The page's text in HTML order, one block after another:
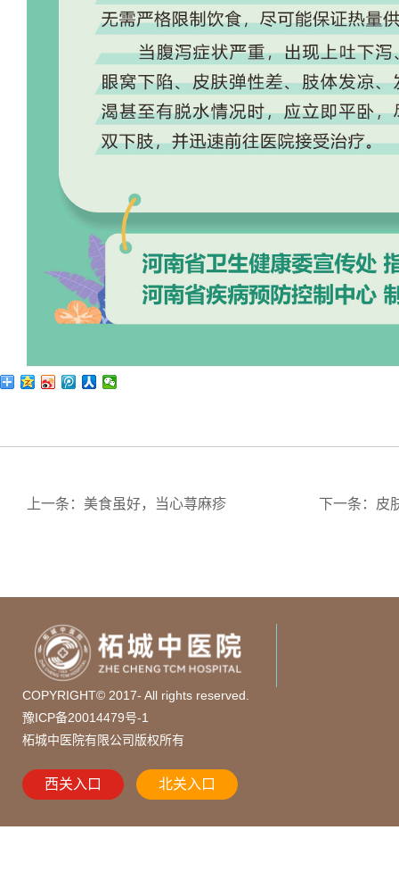
上一条：美食虽好，当心荨麻疹 下一条：皮
COPYRIGHT© 2017- All rights reserved.
豫ICP备20014479号-1
柘城中医院有限公司版权所有
西关入口 北关入口